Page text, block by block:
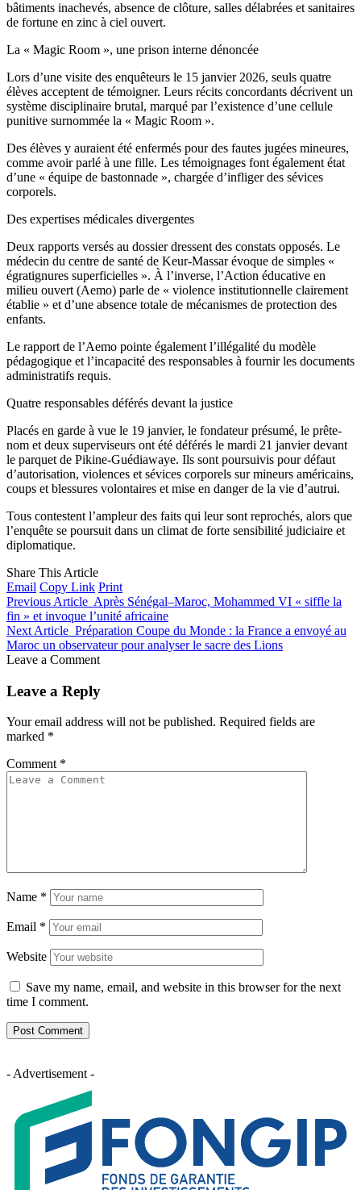
bâtiments inachevés, absence de clôture, salles délabrées et sanitaires
de fortune en zinc à ciel ouvert.
La « Magic Room », une prison interne dénoncée
Lors d’une visite des enquêteurs le 15 janvier 2026, seuls quatre
élèves acceptent de témoigner. Leurs récits concordants décrivent un
système disciplinaire brutal, marqué par l’existence d’une cellule
punitive surnommée la « Magic Room ».
Des élèves y auraient été enfermés pour des fautes jugées mineures,
comme avoir parlé à une fille. Les témoignages font également état
d’une « équipe de bastonnade », chargée d’infliger des sévices
corporels.
Des expertises médicales divergentes
Deux rapports versés au dossier dressent des constats opposés. Le
médecin du centre de santé de Keur-Massar évoque de simples «
égratignures superficielles ». À l’inverse, l’Action éducative en
milieu ouvert (Aemo) parle de « violence institutionnelle clairement
établie » et d’une absence totale de mécanismes de protection des
enfants.
Le rapport de l’Aemo pointe également l’illégalité du modèle
pédagogique et l’incapacité des responsables à fournir les documents
administratifs requis.
Quatre responsables déférés devant la justice
Placés en garde à vue le 19 janvier, le fondateur présumé, le prête-
nom et deux superviseurs ont été déférés le mardi 21 janvier devant
le parquet de Pikine-Guédiawaye. Ils sont poursuivis pour défaut
d’autorisation, violences et sévices corporels sur mineurs américains,
coups et blessures volontaires et mise en danger de la vie d’autrui.
Tous contestent l’ampleur des faits qui leur sont reprochés, alors que
l’enquête se poursuit dans un climat de forte sensibilité judiciaire et
diplomatique.
Share This Article
Email Copy Link Print
Previous Article Après Sénégal–Maroc, Mohammed VI « siffle la
fin » et invoque l’unité africaine
Next Article Préparation Coupe du Monde : la France a envoyé au
Maroc un observateur pour analyser le sacre des Lions
Leave a Comment
Leave a Reply
Your email address will not be published. Required fields are
marked *
Comment *
Name *
Email *
Website
Save my name, email, and website in this browser for the next
time I comment.
- Advertisement -